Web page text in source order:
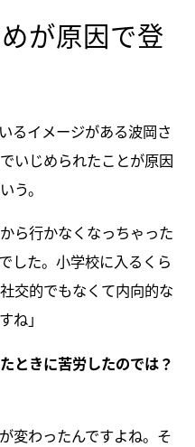
が原因で登
るイメージがある波岡さ
いじめられたことが原因
う。
ら行かなくなっちゃった
した。小学校に入るくら
交的でもなくて内向的な
ね」
ときに苦労したのでは？
変わったんですよね。そ